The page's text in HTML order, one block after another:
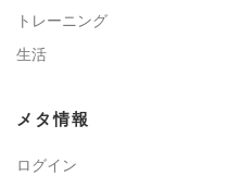
トレーニング
生活
メタ情報
ログイン